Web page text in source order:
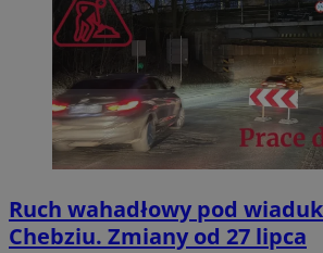
Ruch wahadłowy pod
Chebziu. Zmiany od 27 lipca